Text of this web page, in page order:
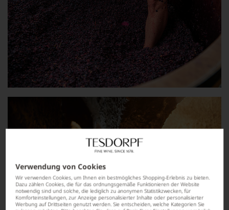
Verwendung von Cookies
Wir verwenden Cookies, um Ihnen ein bestmögliches Shopping-Erlebnis zu bieten.
Dazu zählen Cookies, die für das ordnungsgemäße Funktionieren der Website
notwendig sind und solche, die lediglich zu anonymen Statistikzwecken, für
Komforteinstellungen, zur Anzeige personalisierter Inhalte oder personalisierter
Werbung auf Drittseiten genutzt werden. Sie entscheiden, welche Kategorien Sie